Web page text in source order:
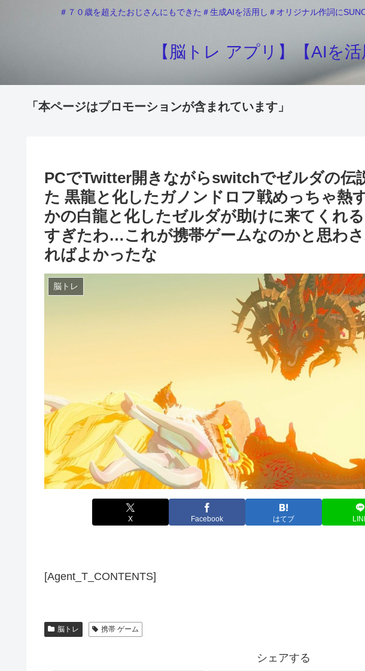
＃７０歳を超えたおじさんにもできた＃生成AIを活用し＃オリジナル作詞に
【脳トレ アプリ】【AIを
「本ページはプロモーションが含まれています」
PCでTwitter開きながらswitchでゼルダの伝
た 黒龍と化したガノンドロフ戦めっちゃ
かの白龍と化したゼルダが助けに来てくれ
すぎたわ…これが携帯ゲームなのかと思わ
ればよかったな
脳トレ
X Facebook はてブ
[Agent_T_CONTENTS]
脳トレ 携帯 ゲーム
シェアする